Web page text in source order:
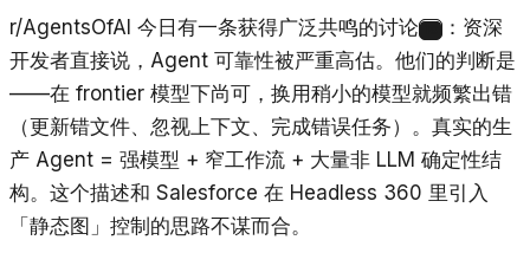
r/AgentsOfAI 今日有一条获得广泛共鸣的讨论
：资深
开发者直接说，Agent 可靠性被严重高估。他们的判断是
——在 frontier 模型下尚可，换用稍小的模型就频繁出错
（更新错文件、忽视上下文、完成错误任务）。真实的生
产 Agent = 强模型 + 窄工作流 + 大量非 LLM 确定性结
构。这个描述和 Salesforce 在 Headless 360 里引入
「静态图」控制的思路不谋而合。